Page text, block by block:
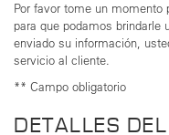
Por favor tome un momento
para que podamos brindarle
enviado su información,
servicio al cliente.
** Campo obligatorio
DETALLES